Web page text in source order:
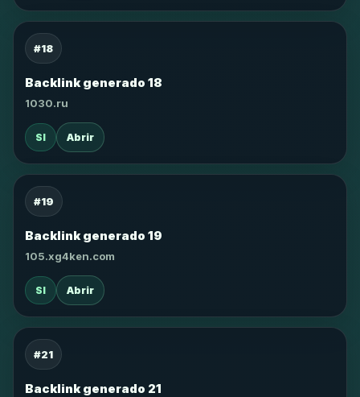
#18
Backlink generado 18
1030.ru
SI Abrir
#19
Backlink generado 19
105.xg4ken.com
SI Abrir
#21
Backlink generado 21